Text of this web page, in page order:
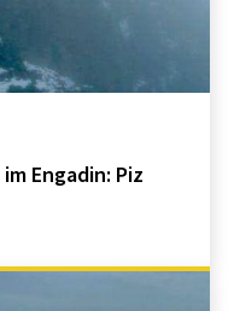
Engadin: Piz